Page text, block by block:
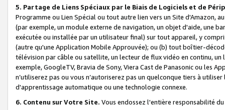
5. Partage de Liens Spéciaux par le Biais de Logiciels et de
Programme ou Lien Spécial ou tout autre lien vers un Site d'Amazon,
(par exemple, un module externe de navigation, un objet d'aide, une
exécutée ou installée par un utilisateur final) sur tout appareil, y
(autre qu'une Application Mobile Approuvée); ou (b) tout boîtier-
télévision par câble ou satellite, un lecteur de flux vidéo en continu,
exemple, GoogleTV, Bravia de Sony, Viera Cast de Panasonic ou les
n’utiliserez pas ou vous n’autoriserez pas un quelconque tiers à
d'apprentissage automatique ou une technologie connexe.
6. Contenu sur Votre Site. Vous endossez l'entière responsabilité